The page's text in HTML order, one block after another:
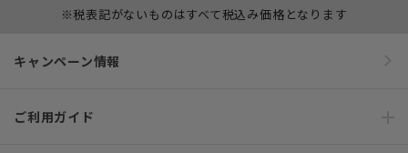
※税表記がないものはすべて税込み価格となります
キャンペーン情報
ご利用ガイド